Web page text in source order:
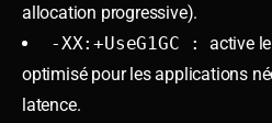
allocation progressive).
-XX:+UseG1GC :
active
optimisé pour les applications
latence.